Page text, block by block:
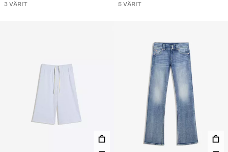
3 VÄRIT
5 VÄRIT